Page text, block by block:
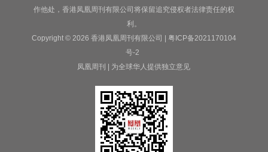
作他处，香港凤凰周刊有限公司将保留追究侵权者法律责任的权
利。
Copyright © 2026 香港凤凰周刊有限公司 | 粤ICP备2021170104
号-2
凤凰周刊 | 为全球华人提供独立意见